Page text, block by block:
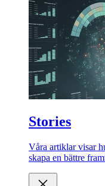
Stories
Våra artiklar visar
skapa en bättre